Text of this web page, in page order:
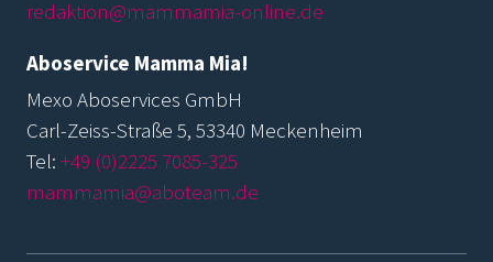
redaktion@mammamia-online.de
Aboservice Mamma Mia!
Mexo Aboservices GmbH
Carl-Zeiss-Straße 5, 53340 Meckenheim
Tel: +49 (0)2225 7085-325
mammamia@aboteam.de